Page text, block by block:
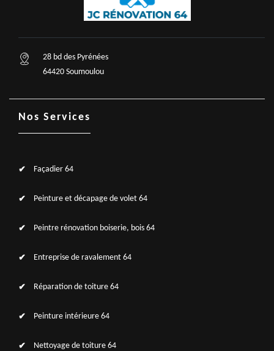
28 bd des Pyrénées
64420 Soumoulou
Nos Services
Façadier 64
Peinture et décapage de volet 64
Peintre rénovation boiserie, bois 64
Entreprise de ravalement 64
Réparation de toiture 64
Peinture intérieure 64
Nettoyage de toiture 64